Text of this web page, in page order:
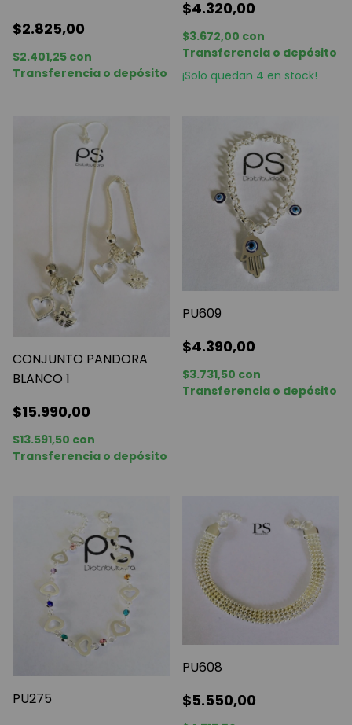
$2.825,00
$2.401,25 con
Transferencia o depósito
$4.320,00
$3.672,00 con
Transferencia o depósito
¡Solo quedan 4 en stock!
CONJUNTO PANDORA
BLANCO 1
$15.990,00
$13.591,50 con
Transferencia o depósito
PU609
$4.390,00
$3.731,50 con
Transferencia o depósito
PU275
PU608
$5.550,00